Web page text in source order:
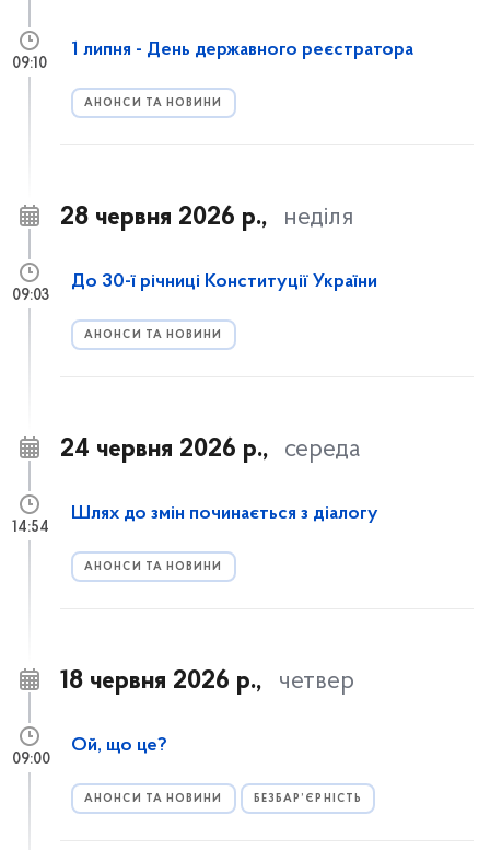
1 липня - День державного реєстратора
АНОНСИ ТА НОВИНИ
09:10
28 червня 2026 р., неділя
До 30-ї річниці Конституції України
АНОНСИ ТА НОВИНИ
09:03
24 червня 2026 р., середа
Шлях до змін починається з діалогу
АНОНСИ ТА НОВИНИ
14:54
18 червня 2026 р., четвер
Ой, що це?
АНОНСИ ТА НОВИНИ БЕЗБАР’ЄРНІСТЬ
09:00